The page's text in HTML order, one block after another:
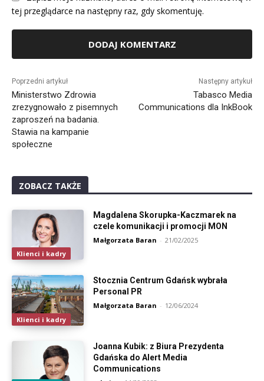
tej przeglądarce na następny raz, gdy skomentuję.
Poprzedni artykuł
Ministerstwo Zdrowia
zrezygnowało z pisemnych
zaproszeń na badania.
Stawia na kampanie
społeczne
Następny artykuł
Tabasco Media
Communications dla InkBook
ZOBACZ TAKŻE
Klienci i kadry
Magdalena Skorupka-Kaczmarek na
czele komunikacji i promocji MON
Małgorzata Baran - 21/02/2025
Klienci i kadry
Stocznia Centrum Gdańsk wybrała
Personal PR
Małgorzata Baran - 12/06/2024
Joanna Kubik: z Biura Prezydenta
Gdańska do Alert Media
Communications